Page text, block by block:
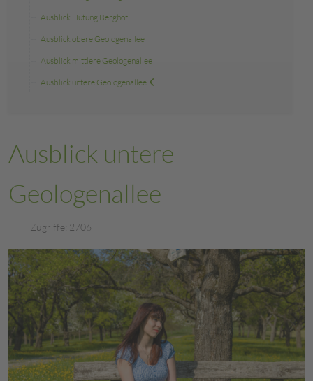
Ausblick Hutung Berghof
Ausblick obere Geologenallee
Ausblick mittlere Geologenallee
Ausblick untere Geologenallee
Ausblick untere
Geologenallee
Zugriffe: 2706